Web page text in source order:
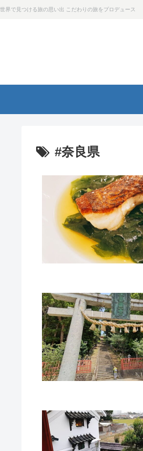
世界で見つける旅の思い出 こだわりの旅をプロデュース
#奈良県